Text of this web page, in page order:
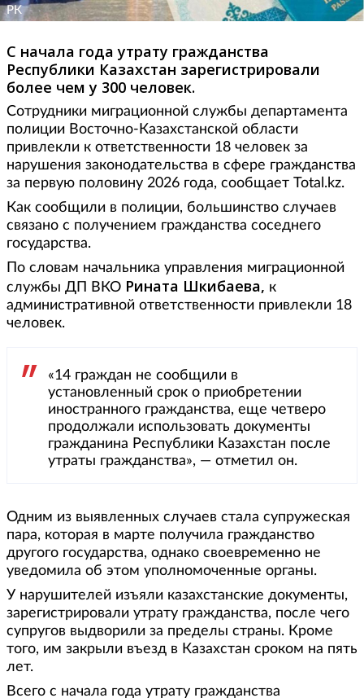
РК
С начала года утрату гражданства
Республики Казахстан зарегистрировали
более чем у 300 человек.
Сотрудники миграционной службы департамента
полиции Восточно-Казахстанской области
привлекли к ответственности 18 человек за
нарушения законодательства в сфере гражданства
за первую половину 2026 года, сообщает Total.kz.
Как сообщили в полиции, большинство случаев
связано с получением гражданства соседнего
государства.
По словам начальника управления миграционной
службы ДП ВКО Рината Шкибаева, к
административной ответственности привлекли 18
человек.
«14 граждан не сообщили в
установленный срок о приобретении
иностранного гражданства, еще четверо
продолжали использовать документы
гражданина Республики Казахстан после
утраты гражданства», — отметил он.
Одним из выявленных случаев стала супружеская
пара, которая в марте получила гражданство
другого государства, однако своевременно не
уведомила об этом уполномоченные органы.
У нарушителей изъяли казахстанские документы,
зарегистрировали утрату гражданства, после чего
супругов выдворили за пределы страны. Кроме
того, им закрыли въезд в Казахстан сроком на пять
лет.
Всего с начала года утрату гражданства